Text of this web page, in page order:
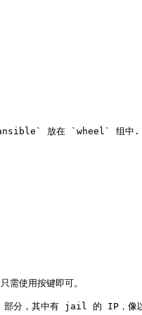
放在 `wheel` 组中
使用按键即可。
分，其中有 jail 的 IP，像以